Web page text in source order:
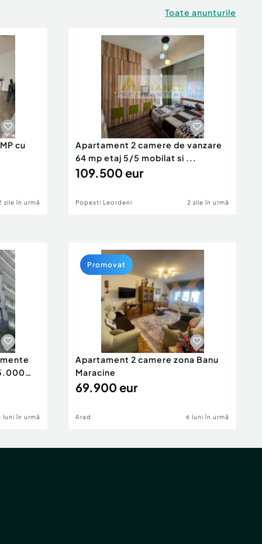
Toate anunturile
cu
zile în urmă
Apartament 2 camere de vanzare
64 mp etaj 5/5 mobilat si ...
109.500 eur
Popesti Leordeni 2 zile în urmă
luni în urmă
Apartament 2 camere zona Banu
Maracine
69.900 eur
Arad 6 luni în urmă
Promovat